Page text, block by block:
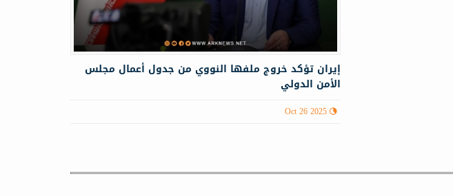
إيران تؤكد خروج ملفها النووي من جدول أعمال مجلس
الأمن الدولي
Oct 26 2025